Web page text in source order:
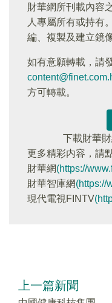
財華網所刊載內容
人專屬所有或持有
編、複製及建立鏡
如有意願轉載，請
方可轉載。
下載財華
更多精彩内容，請
財華網(https://
財華智庫網(https://
現代電視FINTV
上一篇新聞